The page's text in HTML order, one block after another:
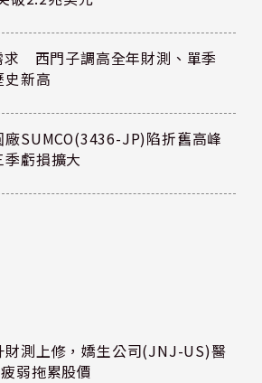
求 西門子調高全年財測、單季
史新高
SUMCO(3436-JP)陷折舊高峰
虧損擴大
財測上修，嬌生公司(JNJ-US)醫
弱拖累股價